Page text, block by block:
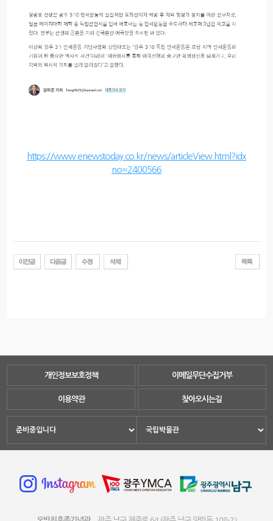
https://www.enewstoday.co.kr/news/articleView.html?idx
no=2400566
개인정보보호정책 이메일무단수집거부
이용약관 찾아오시는길